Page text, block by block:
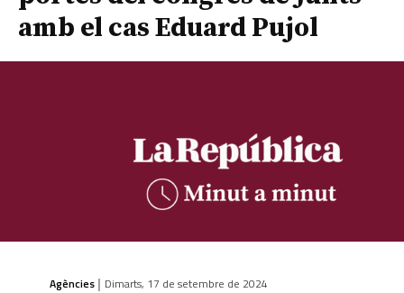
amb el cas Eduard Pujol
Agències | Dimarts, 17 de setembre de 2024